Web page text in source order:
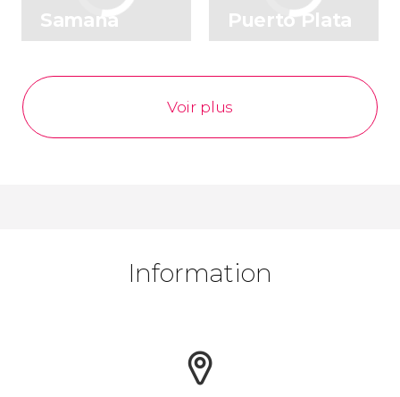
Samaná Puerto Plata
Voir plus
Information